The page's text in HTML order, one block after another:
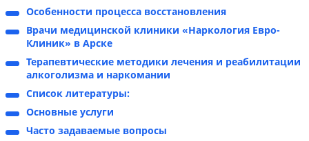
Особенности процесса восстановления
Врачи медицинской клиники «Наркология Евро-
Клиник» в Арске
Терапевтические методики лечения и реабилитации
алкоголизма и наркомании
Список литературы:
Основные услуги
Часто задаваемые вопросы